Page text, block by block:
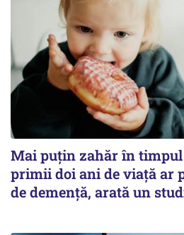
Mai puțin zahăr în
primii doi ani de viață ar
de demență, arată un